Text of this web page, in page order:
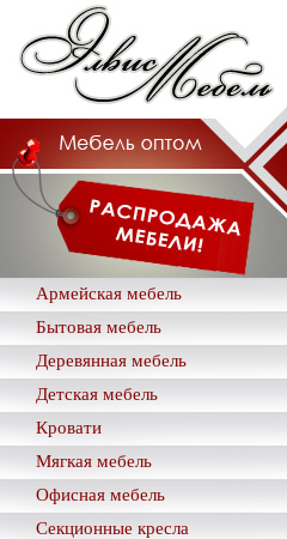
Армейская мебель
Бытовая мебель
Деревянная мебель
Детская мебель
Кровати
Мягкая мебель
Офисная мебель
Секционные кресла